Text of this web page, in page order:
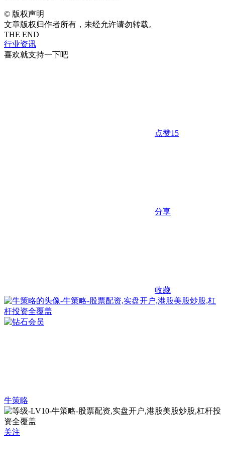
© 版权声明
文章版权归作者所有，未经允许请勿转载。
THE END
行业资讯
喜欢就支持一下吧
点赞15
分享
收藏
牛策略
关注